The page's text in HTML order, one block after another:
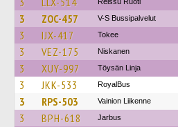
3 ZOC-457 V-S Bussipalvelut
3 IJX-417 Tokee
3 VEZ-175 Niskanen
3 XUY-997 Töysän Linja
3 JKK-533 RoyalBus
3 RPS-503 Vainion Liikenne
3 BPH-618 Jarbus